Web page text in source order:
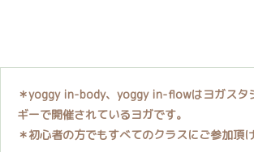
＊yoggy in-body、yoggy in-flowはヨガスタ
ギーで開催されているヨガです。
＊初心者の方でもすべてのクラスにご参加頂け